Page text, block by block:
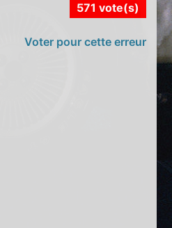
571 vote(s)
Voter pour cette erreur